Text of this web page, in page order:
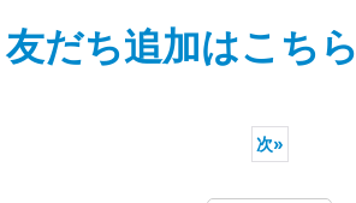
友だち追加はこちら
次»